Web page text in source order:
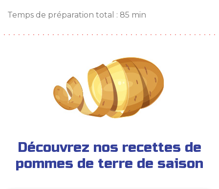
Temps de préparation total : 85 min
Découvrez nos recettes de
pommes de terre de saison